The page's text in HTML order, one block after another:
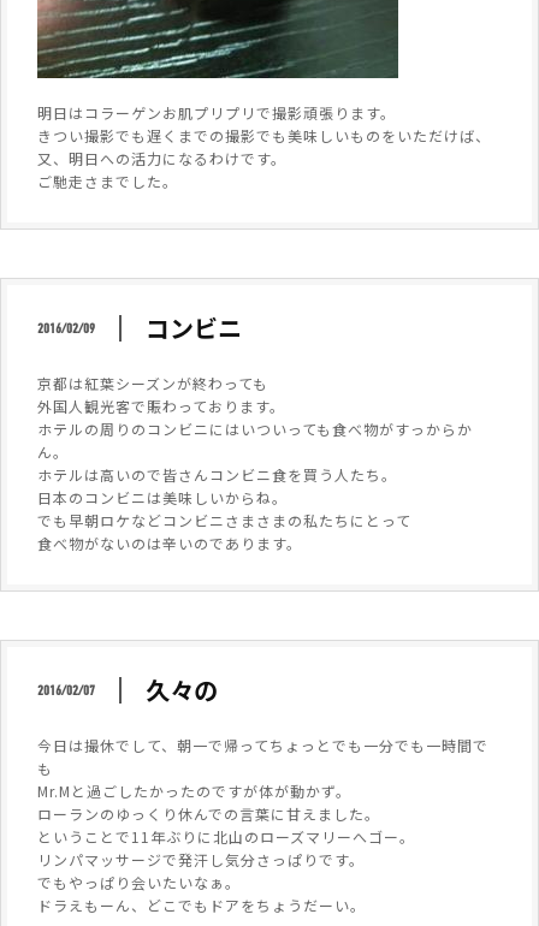
明日はコラーゲンお肌プリプリで撮影頑張ります。
きつい撮影でも遅くまでの撮影でも美味しいものをいただけば、
又、明日への活力になるわけです。
ご馳走さまでした。
2016/02/09 コンビニ
京都は紅葉シーズンが終わっても
外国人観光客で賑わっております。
ホテルの周りのコンビニにはいついっても食べ物がすっからか
ん。
ホテルは高いので皆さんコンビニ食を買う人たち。
日本のコンビニは美味しいからね。
でも早朝ロケなどコンビニさまさまの私たちにとって
食べ物がないのは辛いのであります。
2016/02/07 久々の
今日は撮休でして、朝一で帰ってちょっとでも一分でも一時間で
も
Mr.Mと過ごしたかったのですが体が動かず。
ローランのゆっくり休んでの言葉に甘えました。
ということで11年ぶりに北山のローズマリーへゴー。
リンパマッサージで発汗し気分さっぱりです。
でもやっぱり会いたいなぁ。
ドラえもーん、どこでもドアをちょうだーい。